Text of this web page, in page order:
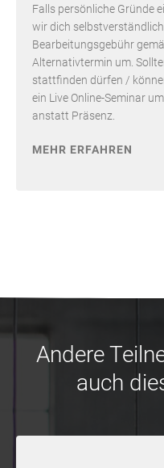
Falls persönliche Gründe
wir dich
Bearbeitungsgebühr
Alternativtermin um.
stattfinden dürfen /
ein Live Online-Seminar
anstatt Präsenz.
MEHR ERFAHREN
Andere
auch